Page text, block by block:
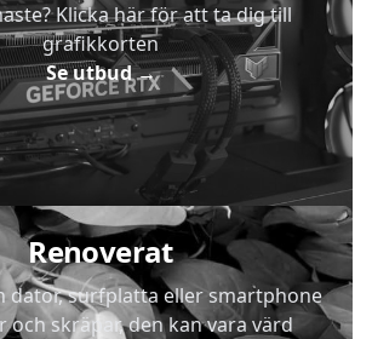
Klicka här för att ta dig till
grafikkorten
Se utbud→
Renoverat
dator, surfplatta eller smartphone
och skräpar, den kan vara värd